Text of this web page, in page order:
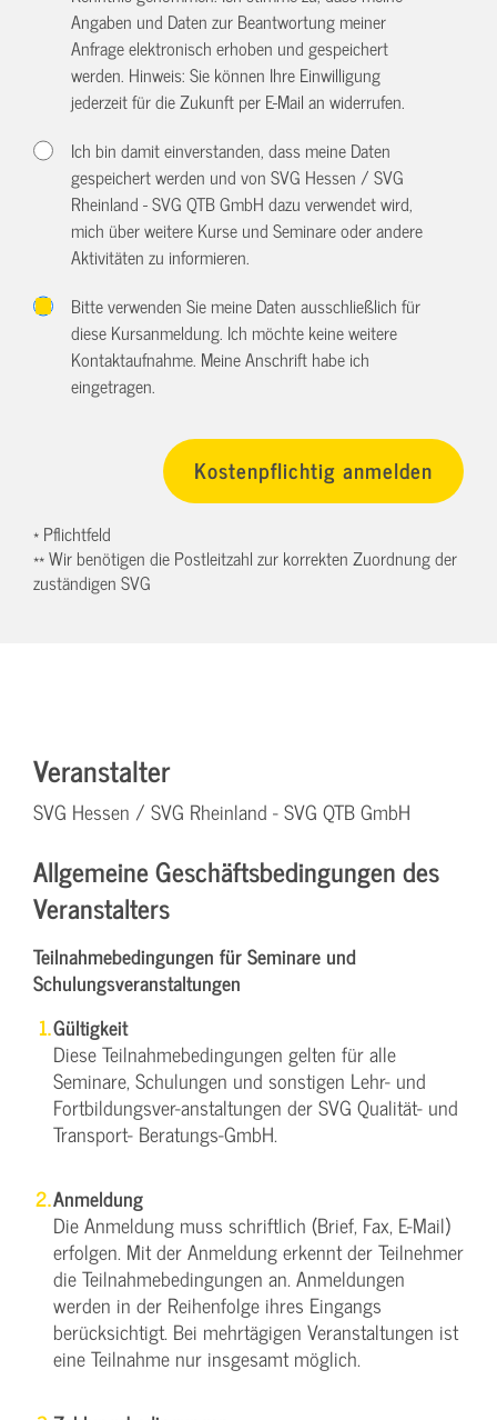
Angaben und Daten zur Beantwortung meiner
Anfrage elektronisch erhoben und gespeichert
werden. Hinweis: Sie können Ihre Einwilligung
jederzeit für die Zukunft per E-Mail anwiderrufen.
Ich bin damit einverstanden, dass meine Daten
gespeichert werden und von SVG Hessen / SVG
Rheinland - SVG QTB GmbH dazu verwendet wird,
mich über weitere Kurse und Seminare oder andere
Aktivitäten zu informieren.
Bitte verwenden Sie meine Daten ausschließlich für
diese Kursanmeldung. Ich möchte keine weitere
Kontaktaufnahme. Meine Anschrift habe ich
eingetragen.
* Pflichtfeld
** Wir benötigen die Postleitzahl zur korrekten Zuordnung der
zuständigen SVG
Veranstalter
SVG Hessen / SVG Rheinland - SVG QTB GmbH
Allgemeine Geschäftsbedingungen des
Veranstalters
Teilnahmebedingungen für Seminare und
Schulungsveranstaltungen
Gültigkeit
Diese Teilnahmebedingungen gelten für alle
Seminare, Schulungen und sonstigen Lehr- und
Fortbildungsver-anstaltungen der SVG Qualität- und
Transport- Beratungs-GmbH.
Anmeldung
Die Anmeldung muss schriftlich (Brief, Fax, E-Mail)
erfolgen. Mit der Anmeldung erkennt der Teilnehmer
die Teilnahmebedingungen an. Anmeldungen
werden in der Reihenfolge ihres Eingangs
berücksichtigt. Bei mehrtägigen Veranstaltungen ist
eine Teilnahme nur insgesamt möglich.